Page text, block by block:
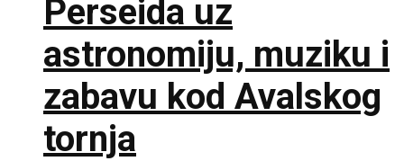
Perseida uz
astronomiju, muziku i
zabavu kod Avalskog
tornja